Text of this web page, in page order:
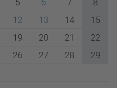
5 6 7
8
12 13 14
15
19 20 21
22
26 27 28
29